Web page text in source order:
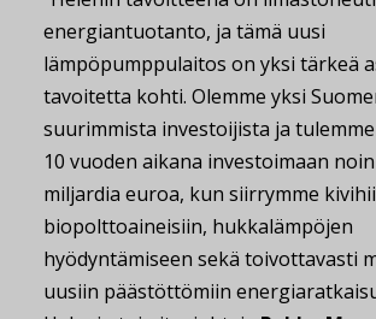
energiantuotanto, ja tämä uusi
lämpöpumppulaitos on yksi tärkeä
tavoitetta kohti. Olemme yksi
suurimmista investoijista ja
10 vuoden aikana investoimaan
miljardia euroa, kun siirrymme
biopolttoaineisiin, hukkalämpöjen
hyödyntämiseen sekä toivottavasti
uusiin päästöttömiin